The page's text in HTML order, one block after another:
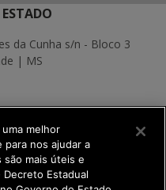
da Cunha s/n - Bloco 3
| MS
melhor
nos ajudar a
mais úteis e
Estadual